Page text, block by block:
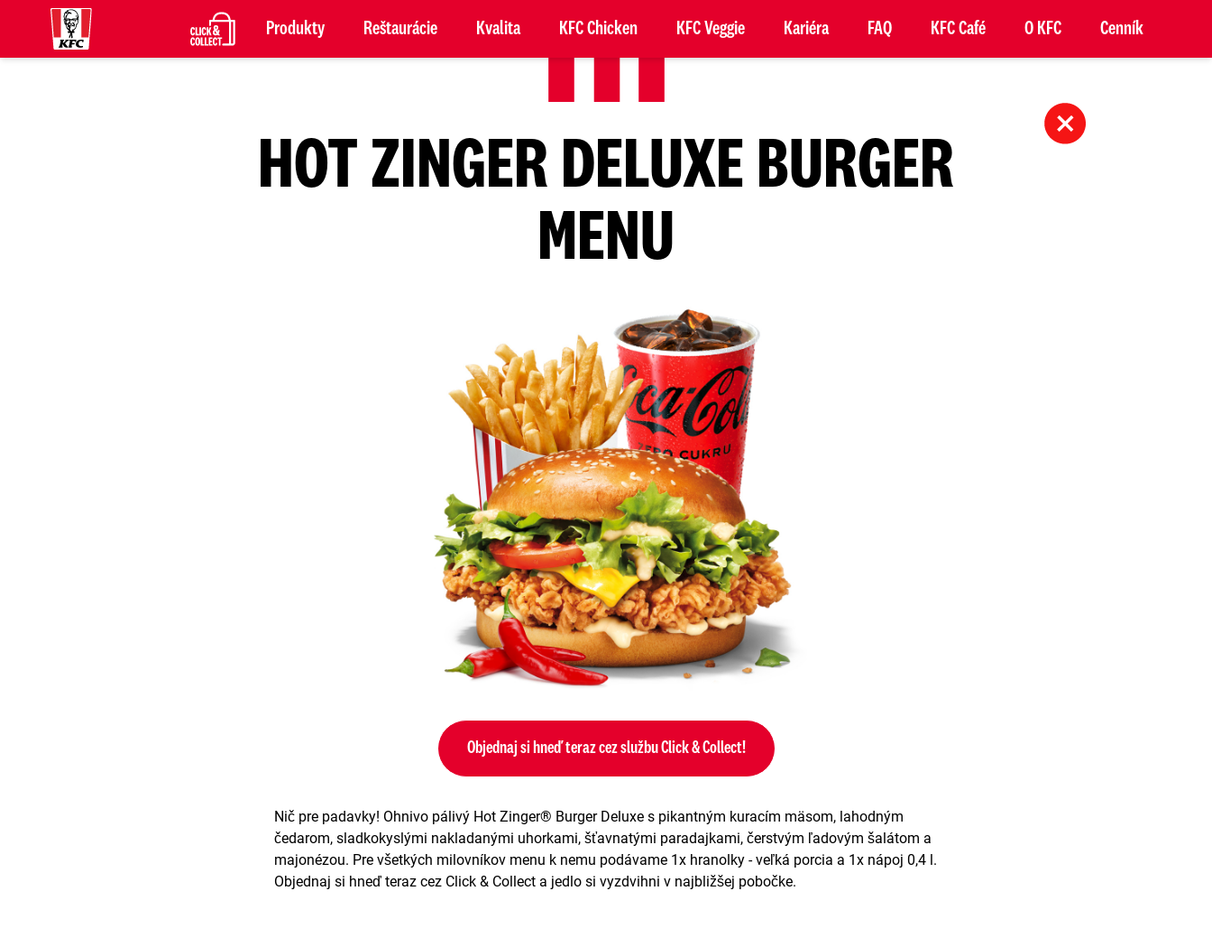
Produkty Reštaurácie Kvalita KFC Chicken KFC Veggie Kariéra FAQ KFC Café O KFC Cenník
HOT ZINGER DELUXE BURGER
MENU
Objednaj si hneď teraz cez službu Click & Collect!
Nič pre padavky! Ohnivo pálivý Hot Zinger® Burger Deluxe s pikantným kuracím mäsom, lahodným
čedarom, sladkokyslými nakladanými uhorkami, šťavnatými paradajkami, čerstvým ľadovým šalátom a
majonézou. Pre všetkých milovníkov menu k nemu podávame 1x hranolky - veľká porcia a 1x nápoj 0,4 l.
Objednaj si hneď teraz cez Click & Collect a jedlo si vyzdvihni v najbližšej pobočke.